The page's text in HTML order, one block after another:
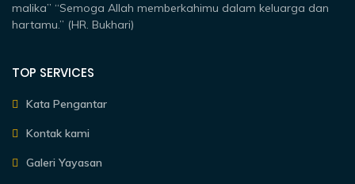
malika” “Semoga Allah memberkahimu dalam keluarga dan
hartamu.” (HR. Bukhari)
TOP SERVICES
Kata Pengantar
Kontak kami
Galeri Yayasan